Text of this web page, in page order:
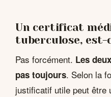
Un certificat
tuberculose, est-
Pas forcément. Les
pas toujours. Selon la
justificatif utile peut être